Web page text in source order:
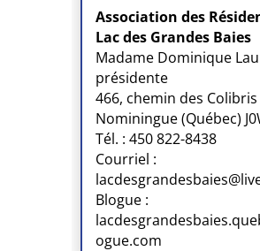
Association des
Lac des Grandes Baies
Madame Dominique
présidente
466, chemin des Colibris
Nominingue (Québec)
Tél. : 450 822-8438
Courriel :
Blogue :
ogue.com